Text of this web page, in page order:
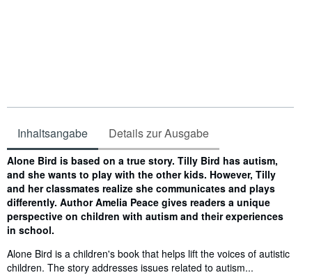
Inhaltsangabe Details zur Ausgabe
Inhaltsangabe
Alone Bird is based on a true story. Tilly Bird has autism,
and she wants to play with the other kids. However, Tilly
and her classmates realize she communicates and plays
differently. Author Amelia Peace gives readers a unique
perspective on children with autism and their experiences
in school.
Alone Bird is a children's book that helps lift the voices of autistic
children. The story addresses issues related to autism...